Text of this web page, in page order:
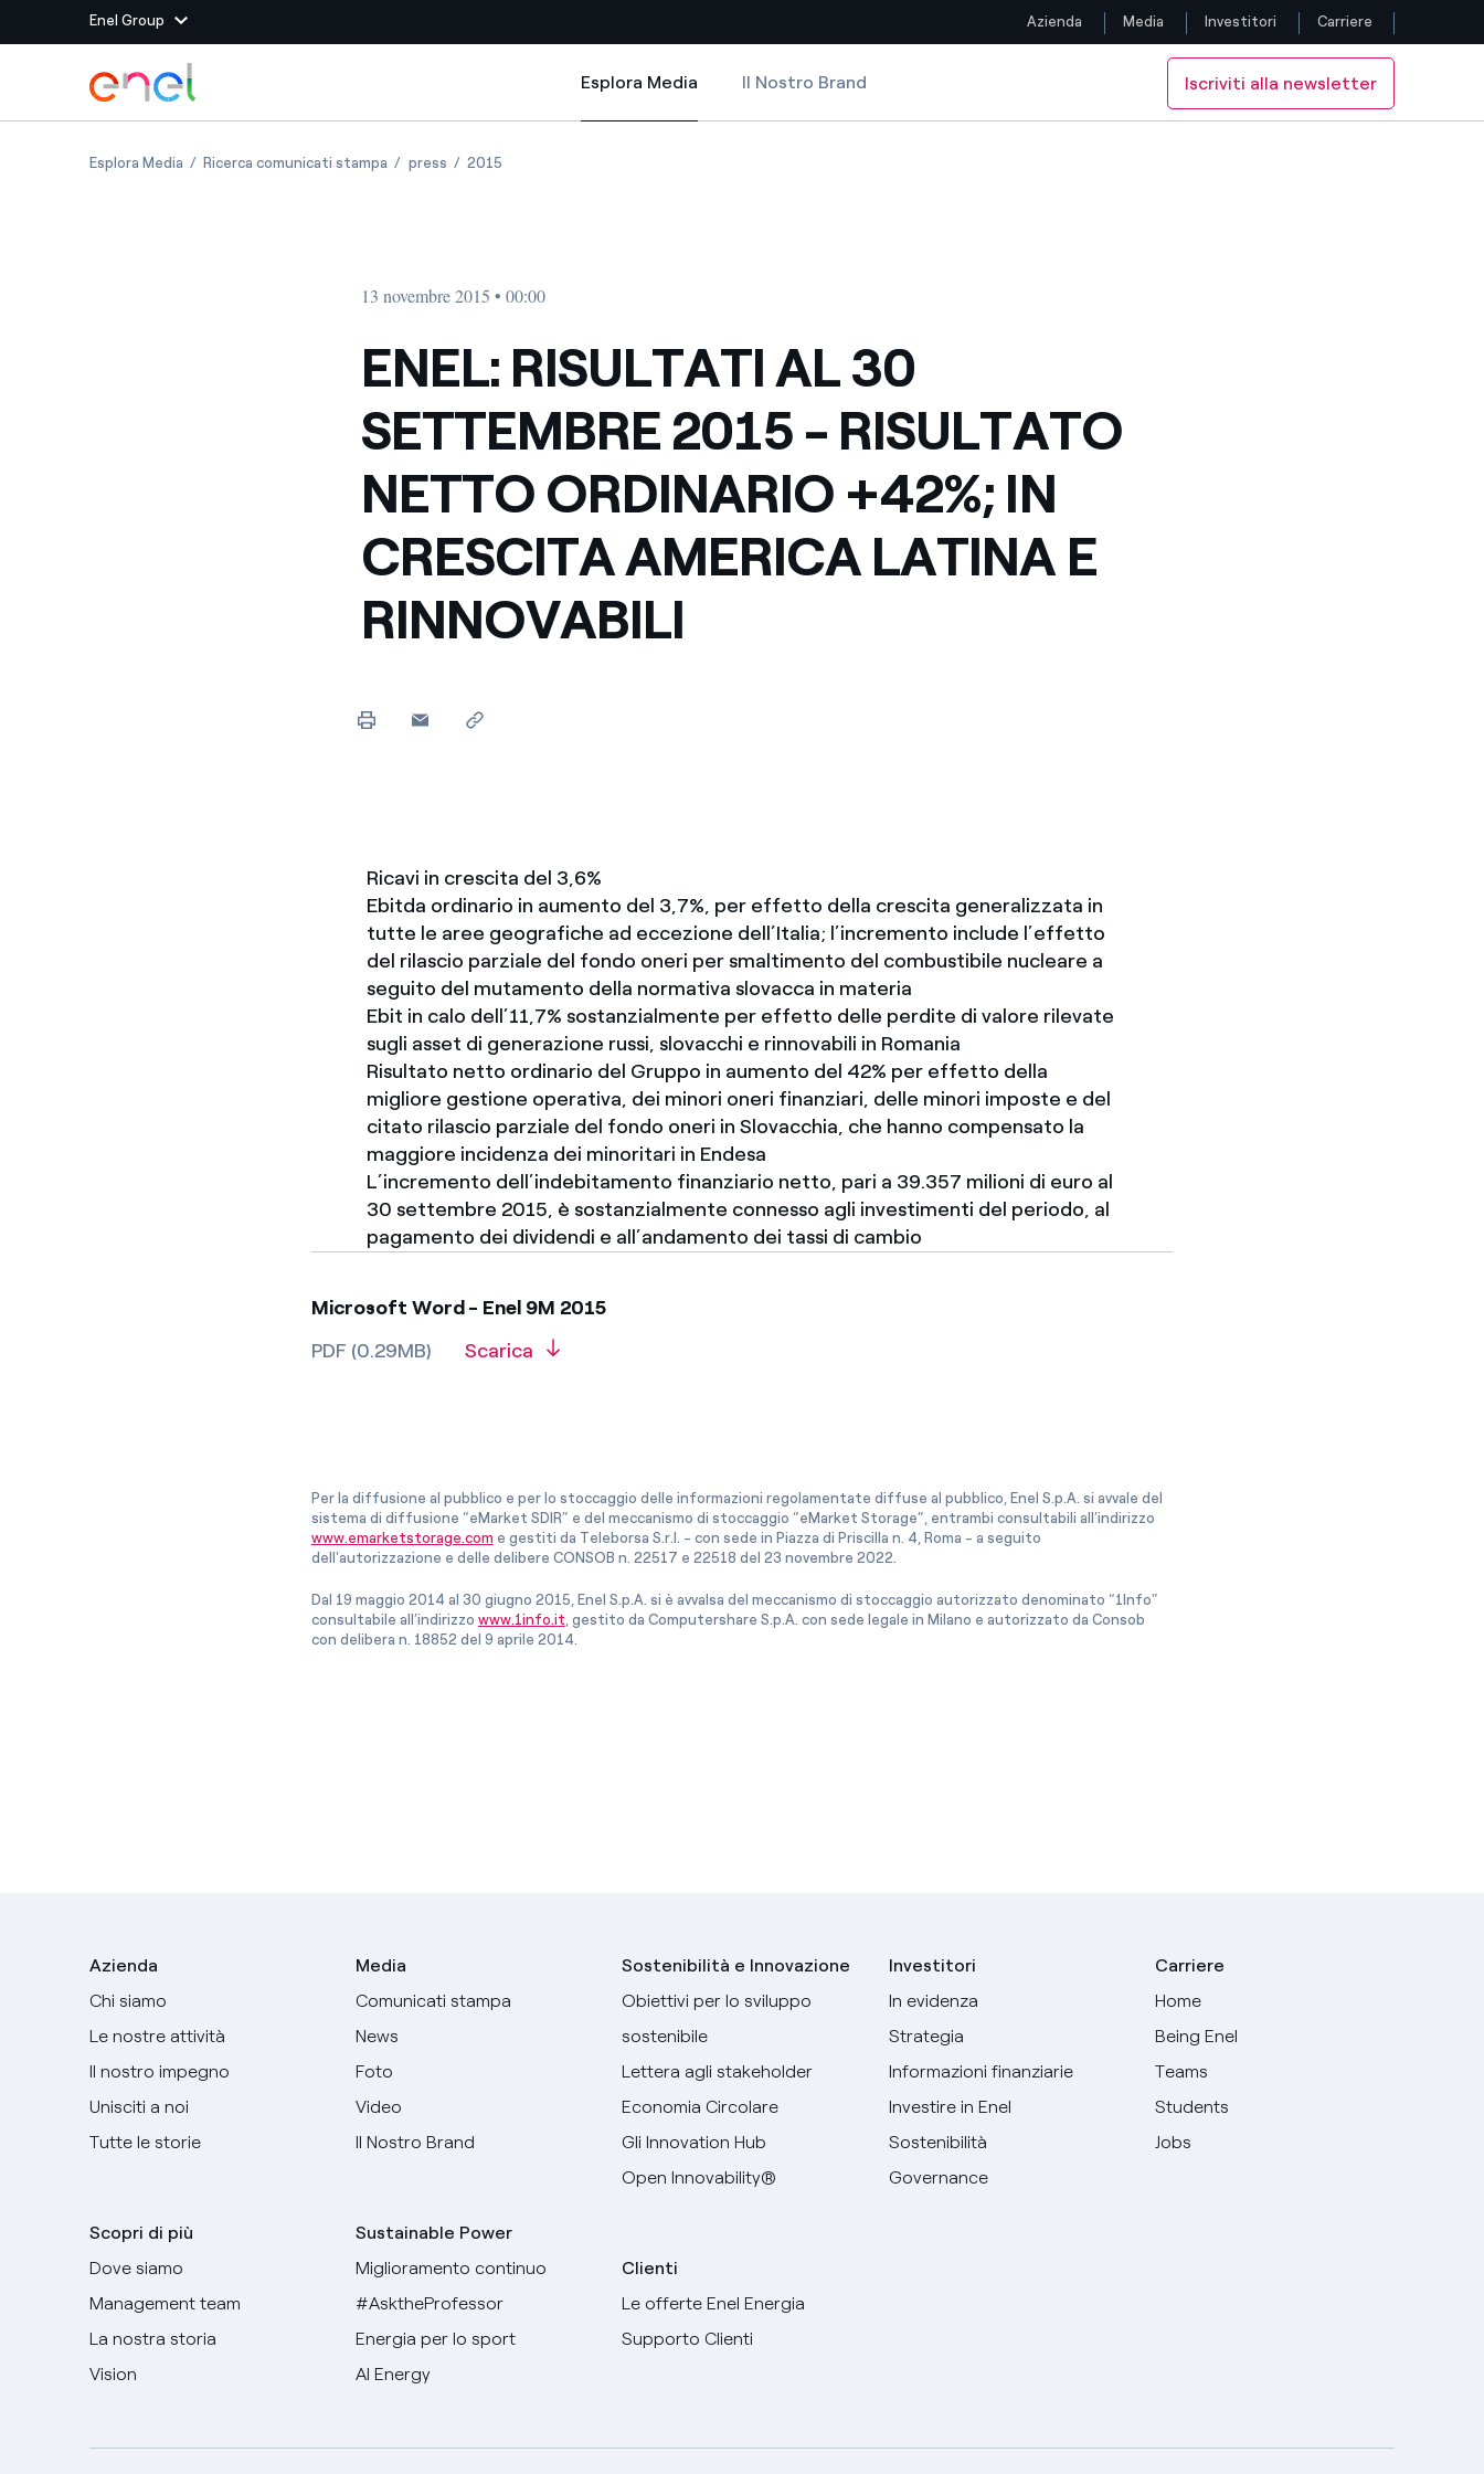
Enel Group
Siti del Gruppo
Enel Green Power Produciamo energia pulita da fonti rinnovabili
Massimizziamo la creazione di valore grazie al
rapporto con i nostri fornitori
energia pulita
Il canale dove segnalare violazioni delle nostre policy
Siti Paese
Colombia
Iberia
Italia
Nord America
Seguici
TikTok
Vai al contenuto principale
Azienda Media Investitori Carriere
Esplora Media
Esplora Media
Il Nostro Brand Iscriviti alla newsletter
Esplora MediaENEL: RISULTATI AL 30 SETTEMBRE 2015 - RISULTATO NETTO ORDINARIO +42%; IN CRESCITA AMERICA LATINA E RINNOVABILI
Ricerca comunicati stampa ENEL: RISULTATI AL 30 SETTEMBRE 2015 - RISULTATO NETTO ORDINARIO +42%; IN CRESCITA AMERICA LATINA E RINNOVABILI
pressENEL: RISULTATI AL 30 SETTEMBRE 2015 - RISULTATO NETTO ORDINARIO +42%; IN CRESCITA AMERICA LATINA E RINNOVABILI
2015
13 novembre 2015 • 00:00
ENEL: RISULTATI AL 30
SETTEMBRE 2015 - RISULTATO
NETTO ORDINARIO +42%; IN
CRESCITA AMERICA LATINA E
RINNOVABILI
Ricavi in crescita del 3,6%
Ebitda ordinario in aumento del 3,7%, per effetto della crescita generalizzata in
tutte le aree geografiche ad eccezione dell’Italia; l’incremento include l’effetto
del rilascio parziale del fondo oneri per smaltimento del combustibile nucleare a
seguito del mutamento della normativa slovacca in materia
Ebit in calo dell’11,7% sostanzialmente per effetto delle perdite di valore rilevate
sugli asset di generazione russi, slovacchi e rinnovabili in Romania
Risultato netto ordinario del Gruppo in aumento del 42% per effetto della
migliore gestione operativa, dei minori oneri finanziari, delle minori imposte e del
citato rilascio parziale del fondo oneri in Slovacchia, che hanno compensato la
maggiore incidenza dei minoritari in Endesa
L’incremento dell’indebitamento finanziario netto, pari a 39.357 milioni di euro al
30 settembre 2015, è sostanzialmente connesso agli investimenti del periodo, al
pagamento dei dividendi e all’andamento dei tassi di cambio
Microsoft Word - Enel 9M 2015
PDF (0.29MB)
Scarica
Per la diffusione al pubblico e per lo stoccaggio delle informazioni regolamentate diffuse al pubblico, Enel S.p.A. si avvale del
sistema di diffusione “eMarket SDIR” e del meccanismo di stoccaggio “eMarket Storage”, entrambi consultabili all’indirizzo
www.emarketstorage.com e gestiti da Teleborsa S.r.l. - con sede in Piazza di Priscilla n. 4, Roma - a seguito
dell'autorizzazione e delle delibere CONSOB n. 22517 e 22518 del 23 novembre 2022.
Dal 19 maggio 2014 al 30 giugno 2015, Enel S.p.A. si è avvalsa del meccanismo di stoccaggio autorizzato denominato “1Info”
consultabile all’indirizzo www.1info.it, gestito da Computershare S.p.A. con sede legale in Milano e autorizzato da Consob
con delibera n. 18852 del 9 aprile 2014.
Azienda
Chi siamo
Le nostre attività
Il nostro impegno
Unisciti a noi
Tutte le storie
Scopri di più
Dove siamo
Management team
La nostra storia
Vision
Media
Comunicati stampa
News
Foto
Video
Il Nostro Brand
Sustainable Power
Miglioramento continuo
#AsktheProfessor
Energia per lo sport
AI Energy
Sostenibilità e Innovazione
Obiettivi per lo sviluppo
sostenibile
Lettera agli stakeholder
Economia Circolare
Gli Innovation Hub
Open Innovability®
Clienti
Le offerte Enel Energia
Supporto Clienti
Investitori
In evidenza
Strategia
Informazioni finanziarie
Investire in Enel
Sostenibilità
Governance
Carriere
Home
Being Enel
Teams
Students
Jobs
Italiano